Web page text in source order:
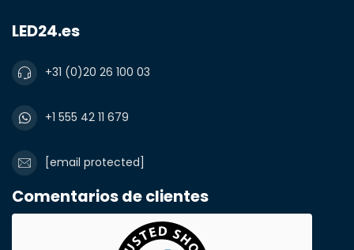
LED24.es
+31 (0)20 26 100 03
+1 555 42 11 679
[email protected]
Comentarios de clientes